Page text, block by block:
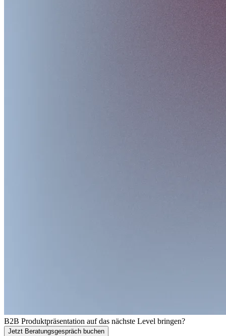
B2B Produktpräsentation auf das nächste Level bringen?
Jetzt Beratungsgespräch buchen